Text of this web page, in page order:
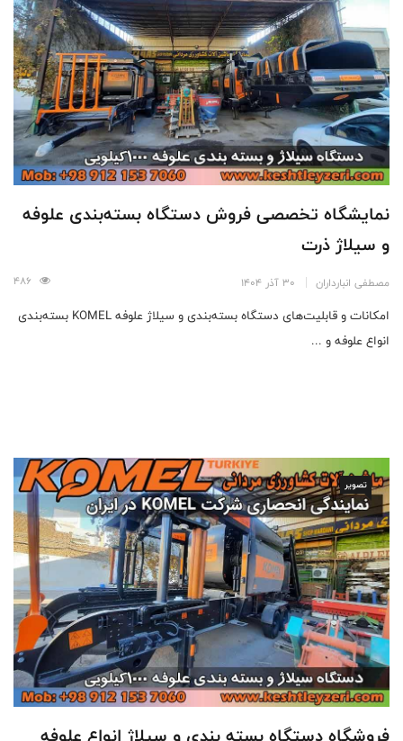
نمایشگاه تخصصی فروش دستگاه بسته‌بندی علوفه
و سیلاژ ذرت
مصطفی انبارداران 30 آذر 1404
امکانات و قابلیت‌های دستگاه بسته‌بندی و سیلاژ علوفه KOMEL بسته‌بندی
انواع علوفه و ...
تصویر